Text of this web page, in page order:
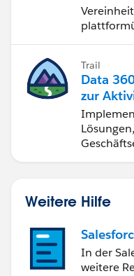
Trail
Data
zur
Weitere Hilfe
In der
weitere